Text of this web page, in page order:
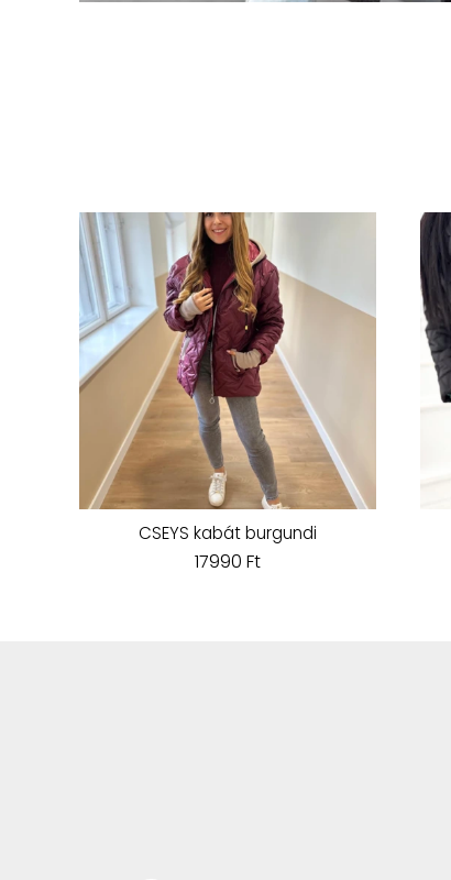
CSEYS kabát burgundi
17990 Ft